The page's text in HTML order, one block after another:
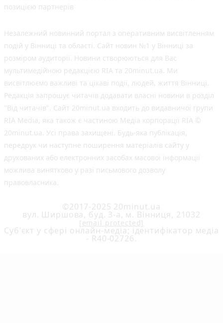
позицією партнерів
Незалежний новинний портал з оперативним висвітленням
подій у Вінниці та області. Сайт новин №1 у Вінниці за
розміром аудиторії. Новини створюються для Вас
мультимедійною редакцією RIA та 20minut.ua. Ми
висвітлюємо важливі та цікаві події, людей, життя Вінниці.
Редакція запрошує читачів додавати власні новини в розділ
"Від читачів". Сайт 20minut.ua входить до видавничої групи
RIA Media, яка також є частиною Медіа корпорації RIA ©
20minut.ua. Усі права захищені. Будь-яка публiкацiя,
передрук чи наступне поширення матеріалів сайту у
друкованих або електронних засобах масової інформації
можлива винятково у разі письмового дозволу
правовласника.
©2017-2025 20minut.ua
вул. Ширшова, буд. 3-а, м. Вінниця, 21032
[email protected]
Cуб'єкт у сфері онлайн-медіа; ідентифікатор медіа
- R40-02726.